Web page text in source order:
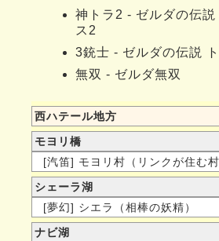
神トラ2 - ゼルダの伝
ス2
3銃士 - ゼルダの伝説
無双 - ゼルダ無双
西ハテール地方
モヨリ橋
[汽笛] モヨリ村（リンクが住む村
シェーラ湖
[夢幻] シエラ（相棒の妖精）
ナビ湖